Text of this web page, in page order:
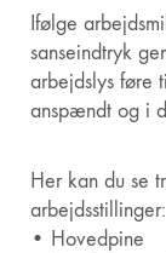
Ifølge
sanseindtryk
arbejdslys føre
anspændt og i
Her kan du se
arbejdsstillinger:
• Hovedpine